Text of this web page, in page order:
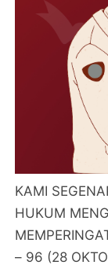
KAMI
HUKUM
– 96 (28